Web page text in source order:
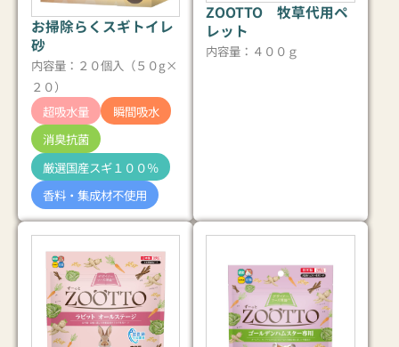
お掃除らくスギトイレ
砂
内容量：２０個入（５０g×
２０）
超吸水量
瞬間吸水
消臭抗菌
厳選国産スギ１００％
香料・集成材不使用
ZOOTTO 牧草代用ペ
レット
内容量：４００ｇ